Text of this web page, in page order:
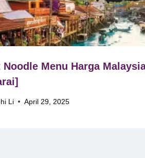
Noodle Menu Harga
Li April 29, 2025